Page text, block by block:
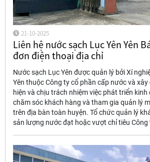
21-10-2025
Liên hệ nước sạch Lục Yên Yên
đơn điện thoại địa chỉ
Nước sạch Lục Yên được quản lý bởi Xí
Yên thuộc Công ty cổ phần cấp nước và
hiện và chịu trách nhiệm việc phát triển kinh
chăm sóc khách hàng và tham gia quản lý
trên địa bàn toàn huyện. Tổ chức quản lý
sản lượng nước đạt hoặc vượt chỉ tiêu Công